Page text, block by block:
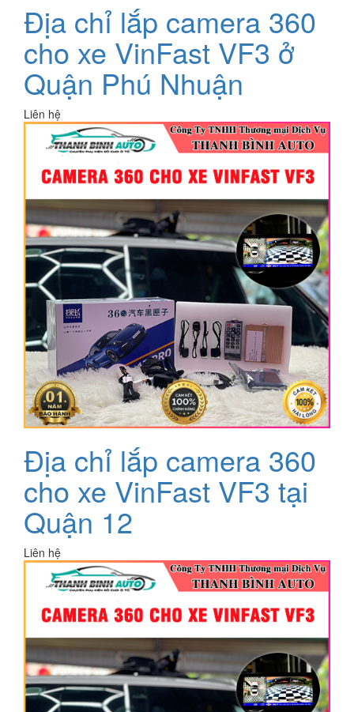
Địa chỉ lắp camera 360
cho xe VinFast VF3 ở
Quận Phú Nhuận
Liên hệ
Địa chỉ lắp camera 360
cho xe VinFast VF3 tại
Quận 12
Liên hệ